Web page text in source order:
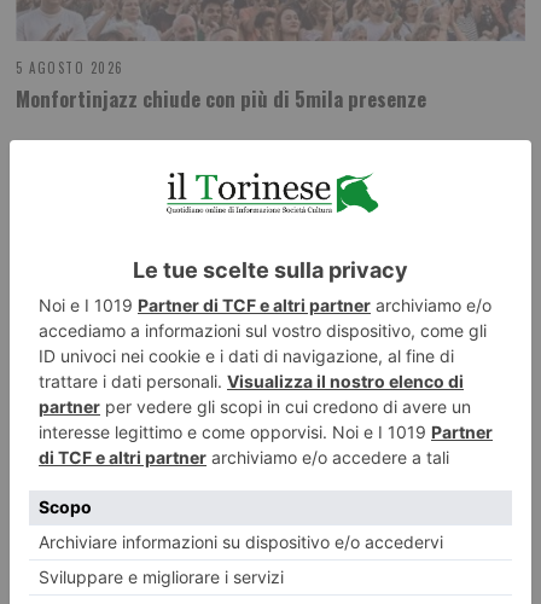
5 AGOSTO 2026
Monfortinjazz chiude con più di 5mila presenze
ILTORINESE POST RECENTI
LASCIA UN COMMENTO